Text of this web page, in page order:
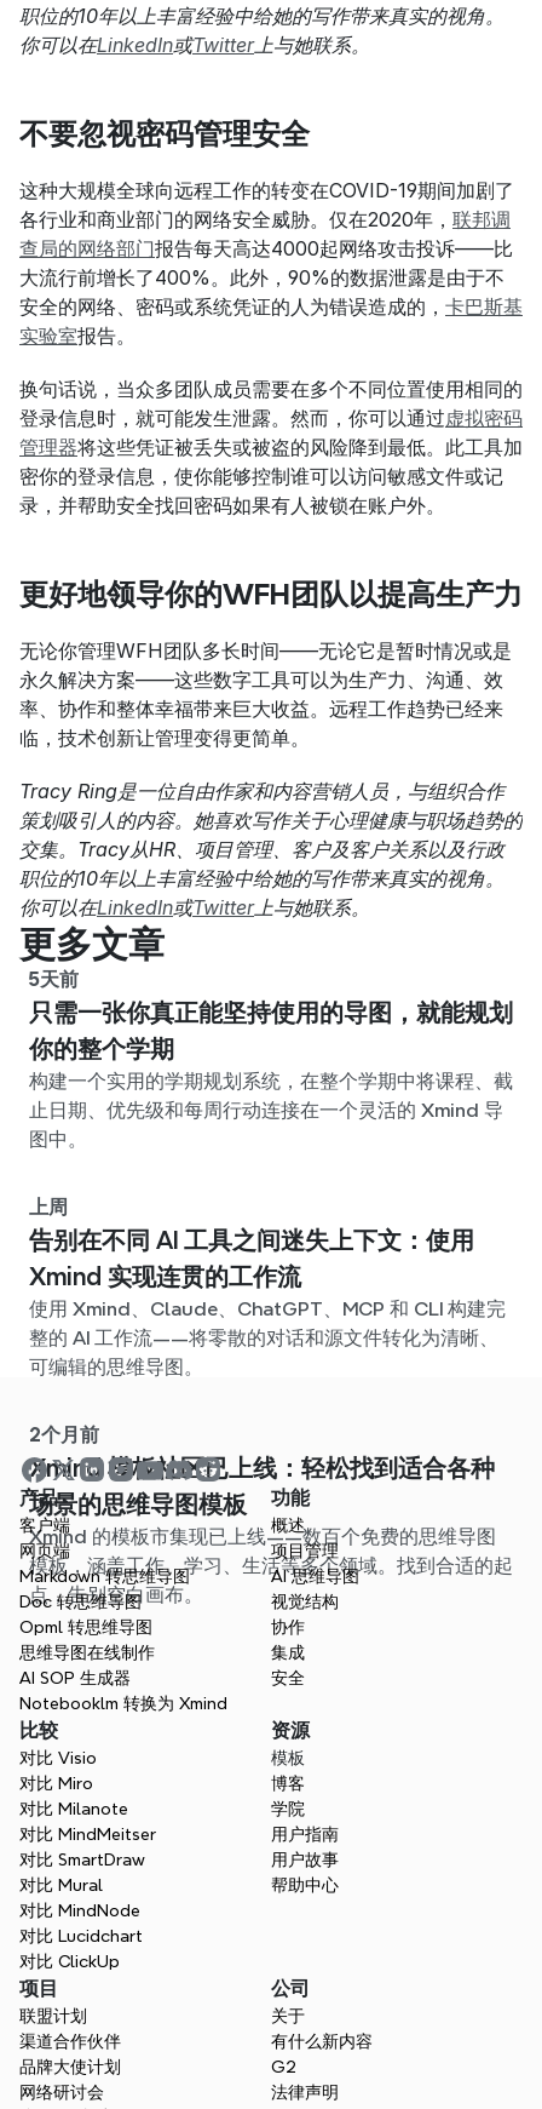
职位的10年以上丰富经验中给她的写作带来真实的视角。
你可以在LinkedIn或Twitter上与她联系。
不要忽视密码管理安全
这种大规模全球向远程工作的转变在COVID-19期间加剧了
各行业和商业部门的网络安全威胁。仅在2020年， 联邦调
查局的网络部门报告每天高达4000起网络攻击投诉——比
大流行前增长了400%。此外，90%的数据泄露是由于不
安全的网络、密码或系统凭证的人为错误造成的， 卡巴斯基
实验室报告。
换句话说，当众多团队成员需要在多个不同位置使用相同的
登录信息时，就可能发生泄露。然而，你可以通过虚拟密码
管理器将这些凭证被丢失或被盗的风险降到最低。此工具加
密你的登录信息，使你能够控制谁可以访问敏感文件或记
录，并帮助安全找回密码如果有人被锁在账户外。
更好地领导你的WFH团队以提高生产力
无论你管理WFH团队多长时间——无论它是暂时情况或是
永久解决方案——这些数字工具可以为生产力、沟通、效
率、协作和整体幸福带来巨大收益。远程工作趋势已经来
临，技术创新让管理变得更简单。
Tracy Ring是一位自由作家和内容营销人员，与组织合作
策划吸引人的内容。她喜欢写作关于心理健康与职场趋势的
交集。Tracy从HR、项目管理、客户及客户关系以及行政
职位的10年以上丰富经验中给她的写作带来真实的视角。
你可以在LinkedIn或Twitter上与她联系。
更多文章
5天前
只需一张你真正能坚持使用的导图，就能规划
你的整个学期
构建一个实用的学期规划系统，在整个学期中将课程、截
止日期、优先级和每周行动连接在一个灵活的 Xmind 导
图中。
上周
告别在不同 AI 工具之间迷失上下文：使用
Xmind 实现连贯的工作流
使用 Xmind、Claude、ChatGPT、MCP 和 CLI 构建完
整的 AI 工作流——将零散的对话和源文件转化为清晰、
可编辑的思维导图。
2个月前
Xmind 模板社区已上线：轻松找到适合各种
场景的思维导图模板
Xmind 的模板市集现已上线——数百个免费的思维导图
模板，涵盖工作、学习、生活等多个领域。找到合适的起
点，告别空白画布。
产品
客户端
网页端
Markdown 转思维导图
Doc 转思维导图
Opml 转思维导图
思维导图在线制作
AI SOP 生成器
Notebooklm 转换为 Xmind
功能
概述
项目管理
AI 思维导图
视觉结构
协作
集成
安全
比较
对比 Visio
对比 Miro
对比 Milanote
对比 MindMeitser
对比 SmartDraw
对比 Mural
对比 MindNode
对比 Lucidchart
对比 ClickUp
资源
模板
博客
学院
用户指南
用户故事
帮助中心
项目
联盟计划
渠道合作伙伴
品牌大使计划
网络研讨会
公司
关于
有什么新内容
G2
法律声明